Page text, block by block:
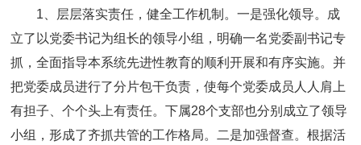
1、层层落实责任，健全工作机制。一是强化领导。成
立了以党委书记为组长的领导小组，明确一名党委副书记专
抓，全面指导本系统先进性教育的顺利开展和有序实施。并
把党委成员进行了分片包干负责，使每个党委成员人人肩上
有担子、个个头上有责任。下属28个支部也分别成立了领导
小组，形成了齐抓共管的工作格局。二是加强督查。根据活